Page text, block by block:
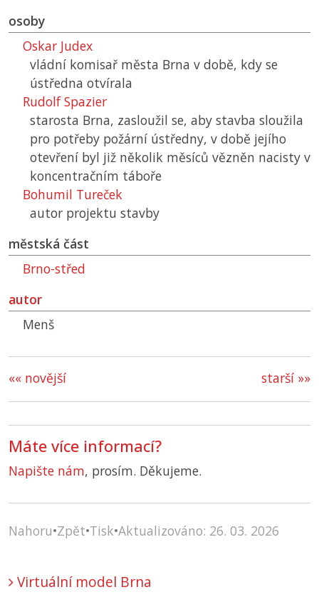
osoby
Oskar Judex
vládní komisař města Brna v době, kdy se
ústředna otvírala
Rudolf Spazier
starosta Brna, zasloužil se, aby stavba sloužila
pro potřeby požární ústředny, v době jejího
otevření byl již několik měsíců vězněn nacisty v
koncentračním táboře
Bohumil Tureček
autor projektu stavby
městská část
Brno-střed
autor
Menš
starší »»
«« novější
Máte více informací?
Napište nám, prosím. Děkujeme.
Nahoru•Zpět•Tisk•Aktualizováno: 26. 03. 2026
Virtuální model Brna